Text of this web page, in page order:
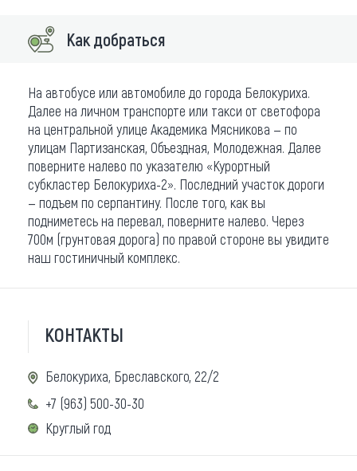
Как добраться
На автобусе или автомобиле до города Белокуриха.
Далее на личном транспорте или такси от светофора
на центральной улице Академика Мясникова — по
улицам Партизанская, Объездная, Молодежная. Далее
поверните налево по указателю «Курортный
субкластер Белокуриха-2». Последний участок дороги
— подъем по серпантину. После того, как вы
подниметесь на перевал, поверните налево. Через
700м (грунтовая дорога) по правой стороне вы увидите
наш гостиничный комплекс.
КОНТАКТЫ
Белокуриха, Бреславского, 22/2
+7 (963) 500-30-30
Круглый год